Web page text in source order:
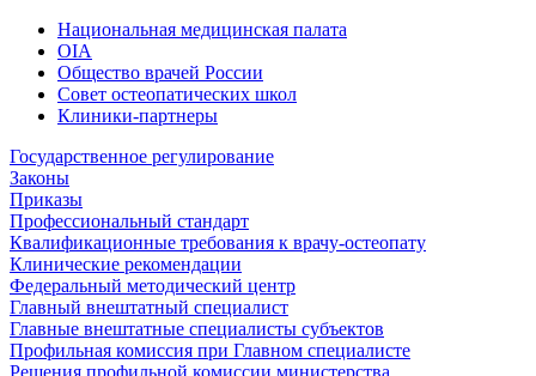
Национальная медицинская палата
OIA
Общество врачей России
Совет остеопатических школ
Клиники-партнеры
Государственное регулирование
Законы
Приказы
Профессиональный стандарт
Квалификационные требования к врачу-остеопату
Клинические рекомендации
Федеральный методический центр
Главный внештатный специалист
Главные внештатные специалисты субъектов
Профильная комиссия при Главном специалисте
Решения профильной комиссии министерства